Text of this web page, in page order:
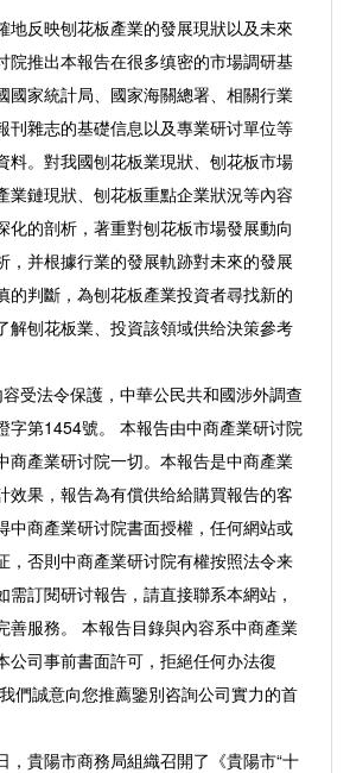
反映刨花板產業的發展現狀以及未來
院推出本報告在很多缜密的市場調研基
國家統計局、國家海關總署、相關行業
刊雜志的基礎信息以及專業研讨單位等
料。對我國刨花板業現狀、刨花板市場
業鏈現狀、刨花板重點企業狀況等內容
化的剖析，著重對刨花板市場發展動向
，并根據行業的發展軌跡對未來的發展
的判斷，為刨花板產業投資者尋找新的
解刨花板業、投資該領域供给決策參考
法令保護，中華公民共和國涉外調查
字第1454號。 本報告由中商產業研讨院
商產業研讨院一切。本報告是中商產業
效果，報告為有償供给給購買報告的客
中商產業研讨院書面授權，任何網站或
，否則中商產業研讨院有權按照法令来
需訂閱研讨報告，請直接聯系本網站，
善服務。 本報告目錄與內容系中商產業
公司事前書面許可，拒絕任何办法復
們誠意向您推薦鑒別咨詢公司實力的首
貴陽市商務局組織召開了《貴陽市“十